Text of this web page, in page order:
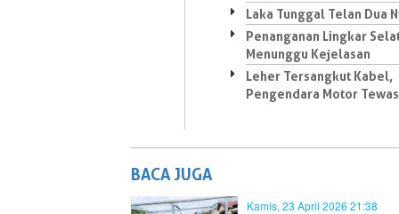
Laka Tunggal Telan Dua
Penanganan Lingkar
Menunggu Kejelasan
Leher Tersangkut Kabel,
Pengendara Motor Tewas
BACA JUGA
Kamis, 23 April 2026 21:38